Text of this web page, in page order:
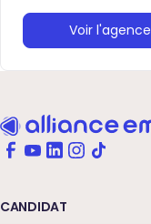
Voir l'agence
CANDIDAT